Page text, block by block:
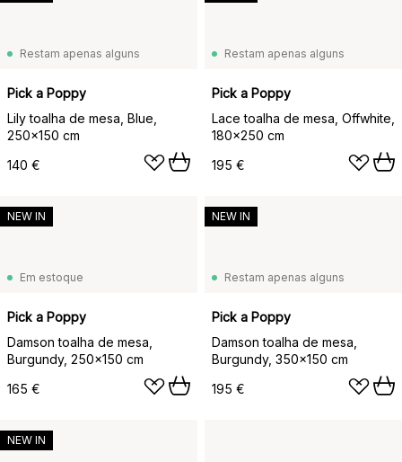
Restam apenas alguns
Pick a Poppy
Lily toalha de mesa, Blue,
250x150 cm
140 €
Restam apenas alguns
Pick a Poppy
Lace toalha de mesa, Offwhite,
180x250 cm
195 €
Em estoque
Pick a Poppy
Damson toalha de mesa,
Burgundy, 250x150 cm
165 €
NEW IN
Restam apenas alguns
Pick a Poppy
Damson toalha de mesa,
Burgundy, 350x150 cm
195 €
NEW IN
NEW IN